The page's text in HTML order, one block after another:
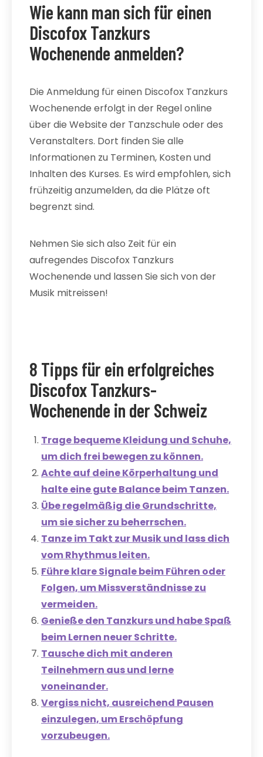
Wie kann man sich für einen
Discofox Tanzkurs
Wochenende anmelden?
Die Anmeldung für einen Discofox Tanzkurs
Wochenende erfolgt in der Regel online
über die Website der Tanzschule oder des
Veranstalters. Dort finden Sie alle
Informationen zu Terminen, Kosten und
Inhalten des Kurses. Es wird empfohlen, sich
frühzeitig anzumelden, da die Plätze oft
begrenzt sind.
Nehmen Sie sich also Zeit für ein
aufregendes Discofox Tanzkurs
Wochenende und lassen Sie sich von der
Musik mitreissen!
8 Tipps für ein erfolgreiches
Discofox Tanzkurs-
Wochenende in der Schweiz
Trage bequeme Kleidung und Schuhe,
um dich frei bewegen zu können.
Achte auf deine Körperhaltung und
halte eine gute Balance beim Tanzen.
Übe regelmäßig die Grundschritte,
um sie sicher zu beherrschen.
Tanze im Takt zur Musik und lass dich
vom Rhythmus leiten.
Führe klare Signale beim Führen oder
Folgen, um Missverständnisse zu
vermeiden.
Genieße den Tanzkurs und habe Spaß
beim Lernen neuer Schritte.
Tausche dich mit anderen
Teilnehmern aus und lerne
voneinander.
Vergiss nicht, ausreichend Pausen
einzulegen, um Erschöpfung
vorzubeugen.